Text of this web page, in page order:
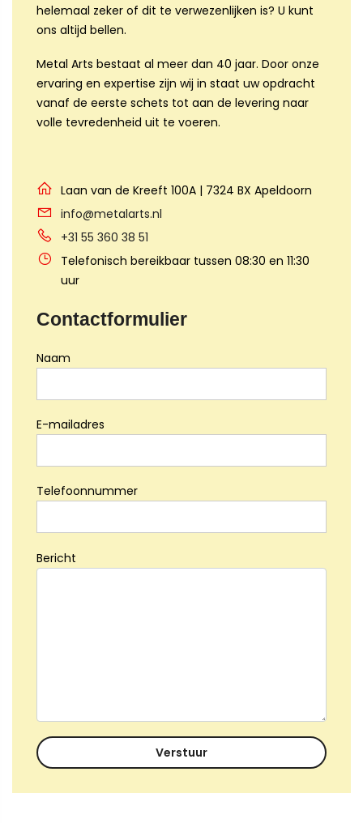
helemaal zeker of dit te verwezenlijken is? U kunt
ons altijd bellen.
Metal Arts bestaat al meer dan 40 jaar. Door onze
ervaring en expertise zijn wij in staat uw opdracht
vanaf de eerste schets tot aan de levering naar
volle tevredenheid uit te voeren.
Laan van de Kreeft 100A | 7324 BX Apeldoorn
info@metalarts.nl
+31 55 360 38 51
Telefonisch bereikbaar tussen 08:30 en 11:30
uur
Contactformulier
Naam
E-mailadres
Telefoonnummer
Bericht